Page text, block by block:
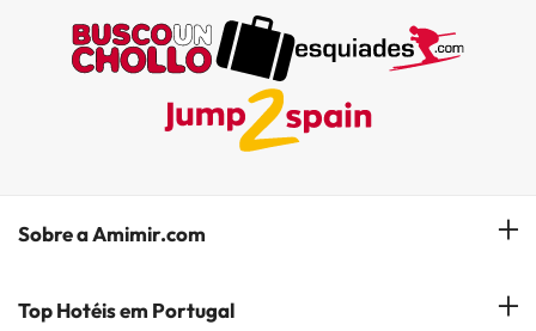
Sobre a Amimir.com
Quem somos?
Top Hotéis em Portugal